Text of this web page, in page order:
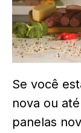
Se você
nova ou
panelas